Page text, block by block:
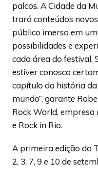
palcos. A Cidade da
trará conteúdos
público imerso em
possibilidades e
cada área do festival.
estiver conosco
capítulo da história
mundo”, garante
Rock World,
e Rock in Rio.
A primeira edição do
2, 3, 7, 9 e 10 de